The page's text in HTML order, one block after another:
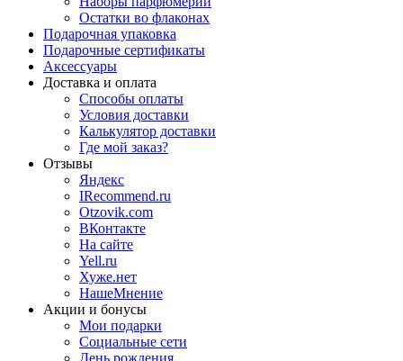
Остатки во флаконах
Подарочная упаковка
Подарочные сертификаты
Аксессуары
Доставка и оплата
Способы оплаты
Условия доставки
Калькулятор доставки
Где мой заказ?
Отзывы
Яндекс
IRecommend.ru
Otzovik.com
ВКонтакте
На сайте
Yell.ru
Хуже.нет
НашеМнение
Акции и бонусы
Мои подарки
Социальные сети
День рождения